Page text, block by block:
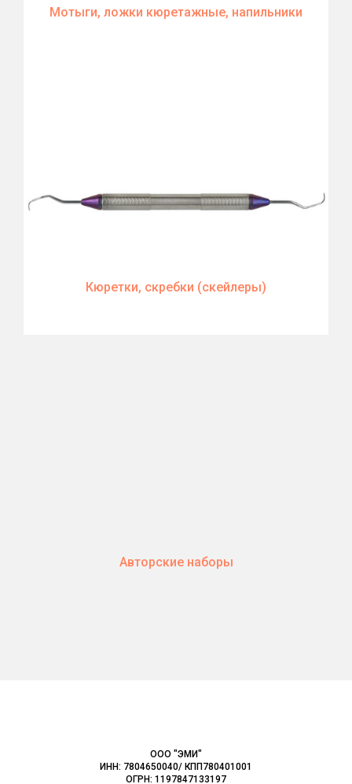
Мотыги, ложки кюретажные, напильники
Кюретки, скребки (скейлеры)
Авторские наборы
ООО "ЭМИ"
ИНН: 7804650040/ КПП780401001
ОГРН: 1197847133197